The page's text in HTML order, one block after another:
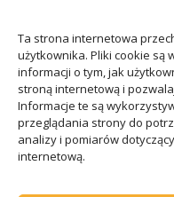
Ta strona internetowa
użytkownika. Pliki cookie są
informacji o tym, jak
stroną internetową i
Informacje te są
przeglądania strony do
analizy i pomiarów
internetową.
ile
Walencja